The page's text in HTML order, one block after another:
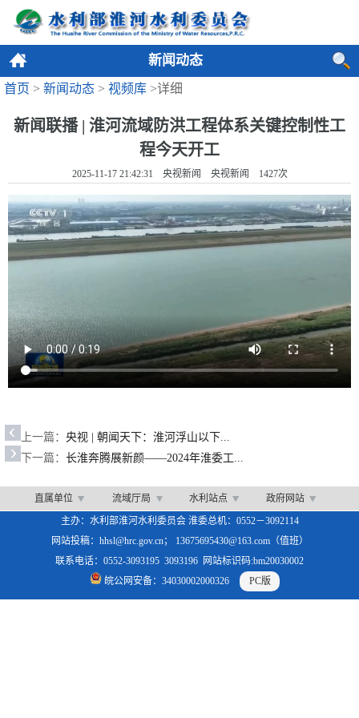
新闻动态
首页 > 新闻动态 > 视频库 >详细
新闻联播 | 淮河流域防洪工程体系关键控制性工
程今天开工
2025-11-17 21:42:31 央视新闻 央视新闻 1427次
上一篇： 央视 | 朝闻天下：淮河浮山以下...
下一篇： 长淮奔腾展新颜——2024年淮委工...
直属单位 流域厅局 水利站点
政府网站
主办：水利部淮河水利委员会 淮委总机：0552－3092114
网站投稿：hhsl@hrc.gov.cn； 13675695430@163.com（值班）
联系电话：0552-3093195 3093196 网站标识码:bm20030002
皖公网安备：34030002000326
PC版